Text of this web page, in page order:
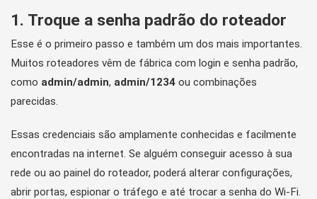
1. Troque a senha padrão do roteador
Esse é o primeiro passo e também um dos mais importantes.
Muitos roteadores vêm de fábrica com login e senha padrão,
como admin/admin, admin/1234 ou combinações
parecidas.
Essas credenciais são amplamente conhecidas e facilmente
encontradas na internet. Se alguém conseguir acesso à sua
rede ou ao painel do roteador, poderá alterar configurações,
abrir portas, espionar o tráfego e até trocar a senha do Wi-Fi.